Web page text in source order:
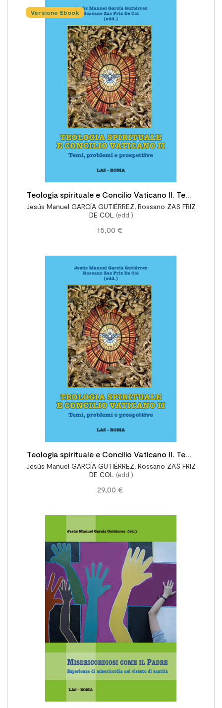
Versione Ebook
Teologia spirituale e Concilio Vaticano II. Temi,
problemi e prospettive
Jesús Manuel GARCÍA GUTIÉRREZ, Rossano ZAS FRIZ
DE COL (edd.)
15,00 €
Teologia spirituale e Concilio Vaticano II. Temi,
problemi e prospettive
Jesús Manuel GARCÍA GUTIÉRREZ, Rossano ZAS FRIZ
DE COL (edd.)
29,00 €